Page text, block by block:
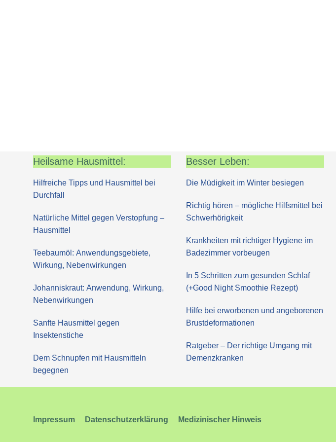
Heilsame Hausmittel:
Hilfreiche Tipps und Hausmittel bei
Durchfall
Natürliche Mittel gegen Verstopfung –
Hausmittel
Teebaumöl: Anwendungsgebiete,
Wirkung, Nebenwirkungen
Johanniskraut: Anwendung, Wirkung,
Nebenwirkungen
Sanfte Hausmittel gegen
Insektenstiche
Dem Schnupfen mit Hausmitteln
begegnen
Besser Leben:
Die Müdigkeit im Winter besiegen
Richtig hören – mögliche Hilfsmittel bei
Schwerhörigkeit
Krankheiten mit richtiger Hygiene im
Badezimmer vorbeugen
In 5 Schritten zum gesunden Schlaf
(+Good Night Smoothie Rezept)
Hilfe bei erworbenen und angeborenen
Brustdeformationen
Ratgeber – Der richtige Umgang mit
Demenzkranken
Impressum Datenschutzerklärung Medizinischer Hinweis